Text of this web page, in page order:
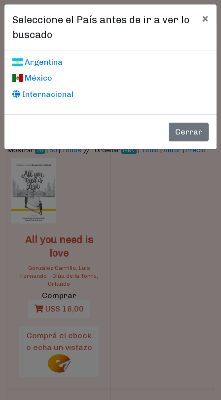
Seleccione el País antes de ir a ver lo
buscado
×
Argentina
México
Internacional
Cerrar
Libros encontrados
Parámetros
Mostrar 20 |50|Todos//Ordenar ISBN |Título|Autor|Precio
All you need is
love
González Carrillo, Luis
Fernando - Clúa de la Torre,
Orlando
Comprar
U$S 18,00
Comprá el ebook
o echa un vistazo